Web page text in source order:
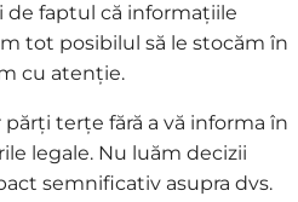
faptul că informațiile
tot posibilul să le stocăm în
cu atenție.
terțe fără a vă informa în
legale. Nu luăm decizii
semnificativ asupra dvs.